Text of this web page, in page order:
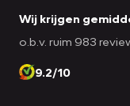
Wij krijgen
o.b.v. ruim 983
9.2/10